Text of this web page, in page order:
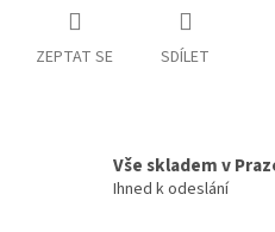
ZEPTAT SE SDÍLET
Vše skladem v
Ihned k odeslání